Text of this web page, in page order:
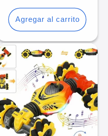
oferta
Agregar al carrito